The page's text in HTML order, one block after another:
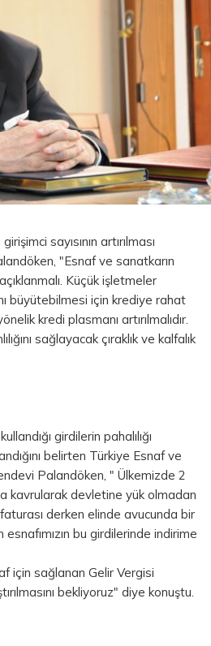
sayısının artırılması
"Esnaf ve sanatkarın
Küçük işletmeler
büyütebilmesi için krediye rahat
kredi plasmanı artırılmalıdır.
sağlayacak çıraklık ve kalfalık
girdilerin pahalılığı
belirten Türkiye Esnaf ve
Palandöken, " Ülkemizde 2
kavrularak devletine yük olmadan
derken elinde avucunda bir
bu girdilerinde indirime
için sağlanan Gelir Vergisi
bekliyoruz" diye konuştu.